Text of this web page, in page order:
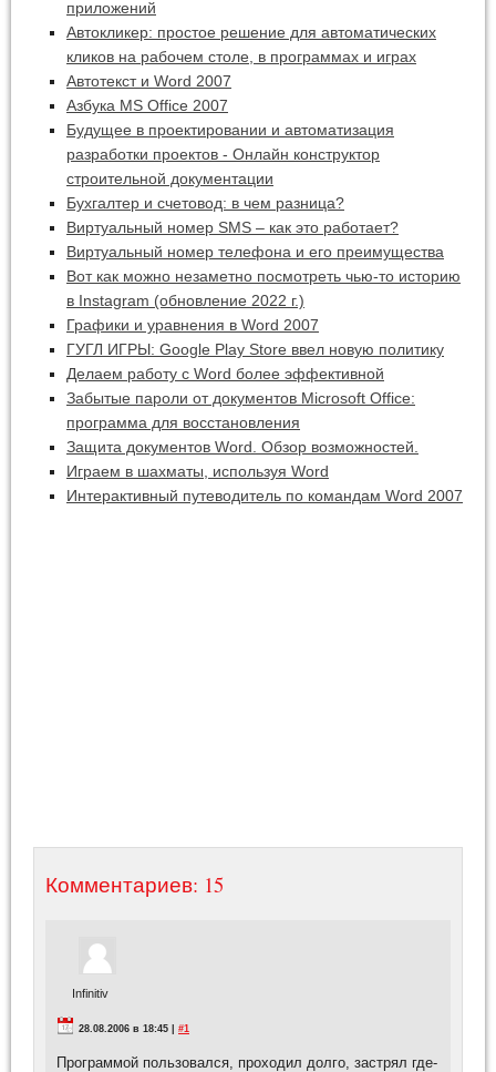
приложений
Автокликер: простое решение для автоматических
кликов на рабочем столе, в программах и играх
Автотекст и Word 2007
Азбука MS Office 2007
Будущее в проектировании и автоматизация
разработки проектов - Онлайн конструктор
строительной документации
Бухгалтер и счетовод: в чем разница?
Виртуальный номер SMS – как это работает?
Виртуальный номер телефона и его преимущества
Вот как можно незаметно посмотреть чью-то историю
в Instagram (обновление 2022 г.)
Графики и уравнения в Word 2007
ГУГЛ ИГРЫ: Google Play Store ввел новую политику
Делаем работу с Word более эффективной
Забытые пароли от документов Microsoft Office:
программа для восстановления
Защита документов Word. Обзор возможностей.
Играем в шахматы, используя Word
Интерактивный путеводитель по командам Word 2007
Комментариев: 15
Infinitiv
28.08.2006 в 18:45 | #1
Программой пользовался, проходил долго, застрял где-